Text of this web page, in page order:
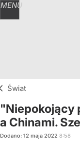
MENU
Świat
"Niepokojący
a Chinami.
Dodano: 12 maja 2022 8:58